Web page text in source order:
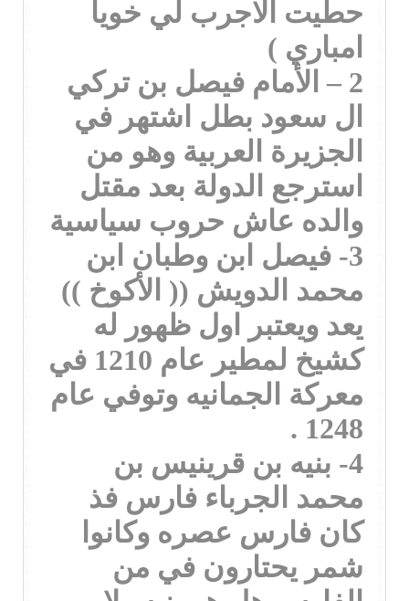
حطيت الاجرب لي خوياً
امباري )
2 – الأمام فيصل بن تركي
ال سعود بطل اشتهر في
الجزيرة العربية وهو من
استرجع الدولة بعد مقتل
والده عاش حروب سياسية
3- فيصل ابن وطبان ابن
محمد الدويش (( الأكوخ ))
يعد ويعتبر اول ظهور له
كشيخ لمطير عام 1210 في
معركة الجمانيه وتوفي عام
1248 .
4- بنيه بن قرينيس بن
محمد الجرباء فارس فذ
كان فارس عصره وكانوا
شمر يحتارون في من